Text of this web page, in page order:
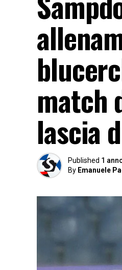
match
lascia
Published 1
By Emanuele